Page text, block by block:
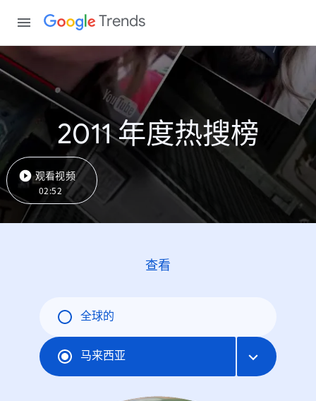
Trends
2011 年度热搜榜
观看视频
02:52
查看
全球的
马来西亚